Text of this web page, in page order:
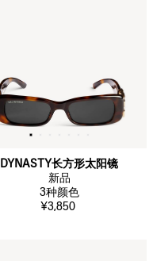
DYNASTY长方形太阳镜
新品
3种颜色
¥3,850